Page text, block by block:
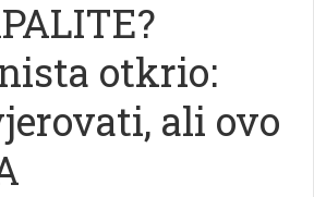
otkrio:
ali ovo